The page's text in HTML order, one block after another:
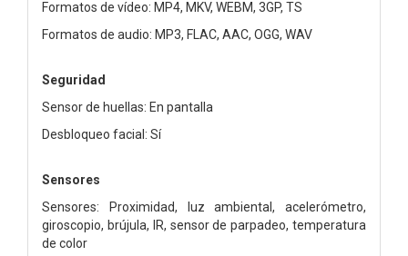
Formatos de vídeo: MP4, MKV, WEBM, 3GP, TS
Formatos de audio: MP3, FLAC, AAC, OGG, WAV
Seguridad
Sensor de huellas: En pantalla
Desbloqueo facial: Sí
Sensores
Sensores: Proximidad, luz ambiental, acelerómetro,
giroscopio, brújula, IR, sensor de parpadeo, temperatura
de color